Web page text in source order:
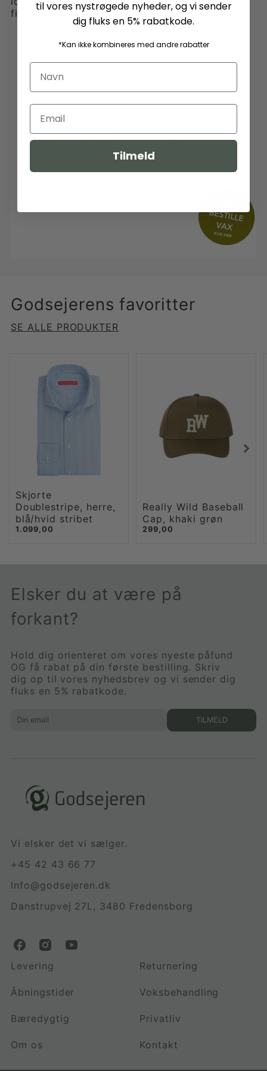
finish.
Fløjlskrave
Påsyede lommer nederst
Komfortable hvilelommer
Robust to-vejs messinglynlås
Indvendig foring: 55% polyester / 45%
viskose
Godsejerens favoritter
SE ALLE PRODUKTER
Skjorte
Doublestripe, herre,
blå/hvid stribet
1.099,00
Really Wild Baseball
Cap, khaki grøn
299,00
Elsker du at være på
forkant?
Hold dig orienteret om vores nyeste påfund
OG få rabat på din første bestilling. Skriv
dig op til vores nyhedsbrev og vi sender dig
fluks en 5% rabatkode.
TILMELD
Vi elsker det vi sælger.
+45 42 43 66 77
Info@godsejeren.dk
Danstrupvej 27L, 3480 Fredensborg
G
o
s
e
e
e
G
o
e
e
e
G
s
e
e
Levering Returnering
Åbningstider Voksbehandling
Bæredygtig Privatliv
Om os Kontakt
til vores nystrøgede nyheder, og vi sender
dig fluks en 5% rabatkode.
*Kan ikke kombineres med andre rabatter
Tilmeld